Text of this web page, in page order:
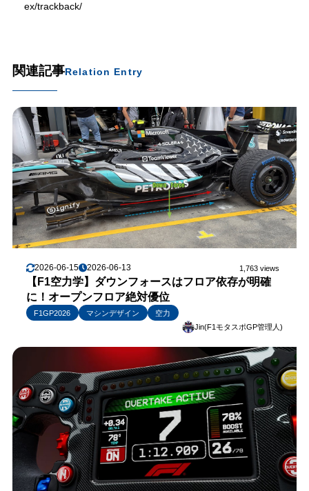
ex/trackback/
関連記事Relation Entry
2026-06-15 2026-06-13 1,763 views
【F1空力学】ダウンフォースはフロア依存が明確
に！オープンフロア絶対優位
F1GP2026 マシンデザイン
空力
Jin(F1モタスポGP管理人)